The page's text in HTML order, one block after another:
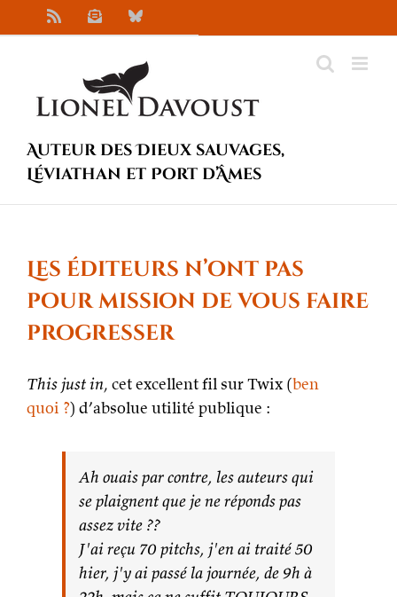
au
NewsletterBluesky
Auteur des Dieux sauvages,
Léviathan et Port d’Âmes
Les éditeurs n’ont pas
pour mission de vous faire
progresser
This just in, cet excellent fil sur Twix (ben
quoi ?) d’absolue utilité publique :
Ah ouais par contre, les auteurs qui
se plaignent que je ne réponds pas
assez vite ??
J'ai reçu 70 pitchs, j'en ai traité 50
hier, j'y ai passé la journée, de 9h à